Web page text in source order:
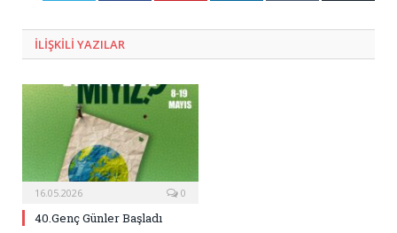
ILIŞKILI YAZILAR
16.05.2026 0
40.Genç Günler Başladı